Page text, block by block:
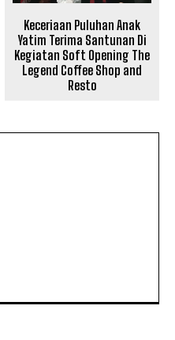
Keceriaan Puluhan Anak
Yatim Terima Santunan Di
Kegiatan Soft Opening The
Legend Coffee Shop and
Resto